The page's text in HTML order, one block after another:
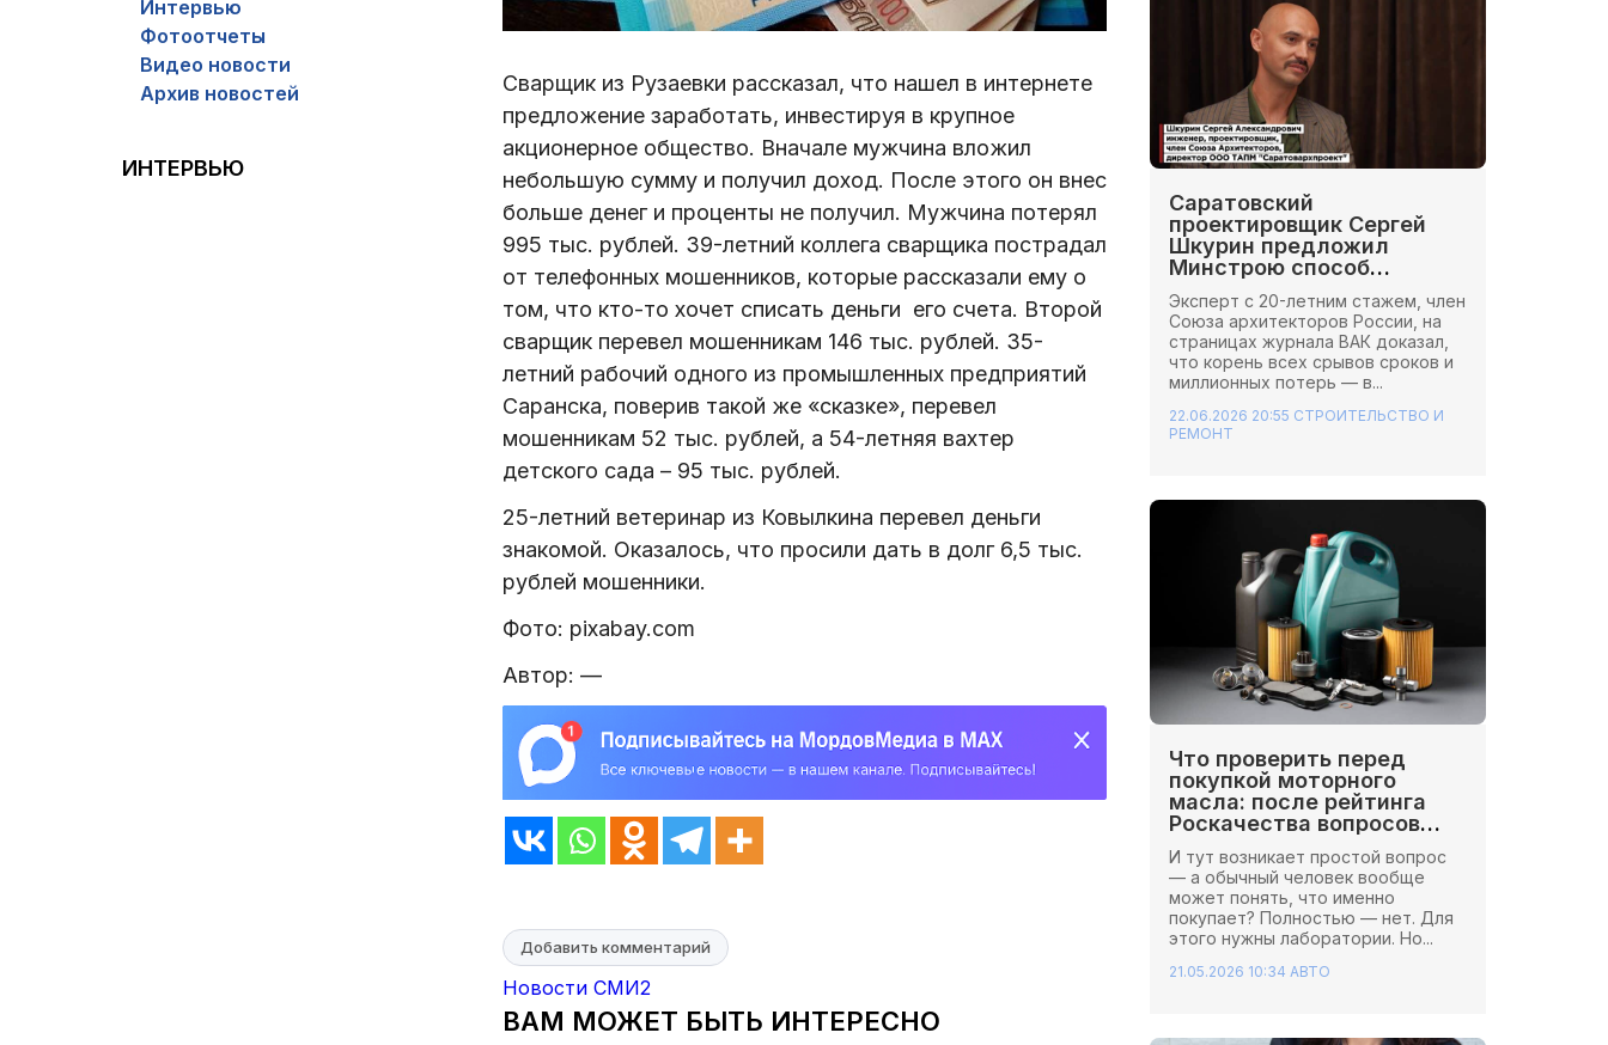
Интервью
Фотоотчеты
Видео новости
Архив новостей
ИНТЕРВЬЮ
Сварщик из Рузаевки рассказал, что нашел в интернете
предложение заработать, инвестируя в крупное
акционерное общество. Вначале мужчина вложил
небольшую сумму и получил доход. После этого он внес
больше денег и проценты не получил. Мужчина потерял
995 тыс. рублей. 39-летний коллега сварщика пострадал
от телефонных мошенников, которые рассказали ему о
том, что кто-то хочет списать деньги его счета. Второй
сварщик перевел мошенникам 146 тыс. рублей. 35-
летний рабочий одного из промышленных предприятий
Саранска, поверив такой же «сказке», перевел
мошенникам 52 тыс. рублей, а 54-летняя вахтер
детского сада – 95 тыс. рублей.
25-летний ветеринар из Ковылкина перевел деньги
знакомой. Оказалось, что просили дать в долг 6,5 тыс.
рублей мошенники.
Фото: pixabay.com​
Автор: —
Добавить комментарий
Новости СМИ2
ВАМ МОЖЕТ БЫТЬ ИНТЕРЕСНО
Саратовский
проектировщик Сергей
Шкурин предложил
Минстрою способ
сэкономить миллионы на
стройках
Эксперт с 20-летним стажем, член
Союза архитекторов России, на
страницах журнала ВАК доказал,
что корень всех срывов сроков и
миллионных потерь — в...
22.06.2026 20:55 СТРОИТЕЛЬСТВО И
РЕМОНТ
Что проверить перед
покупкой моторного
масла: после рейтинга
Роскачества вопросов
стало больше
И тут возникает простой вопрос
— а обычный человек вообще
может понять, что именно
покупает? Полностью — нет. Для
этого нужны лаборатории. Но...
21.05.2026 10:34 АВТО